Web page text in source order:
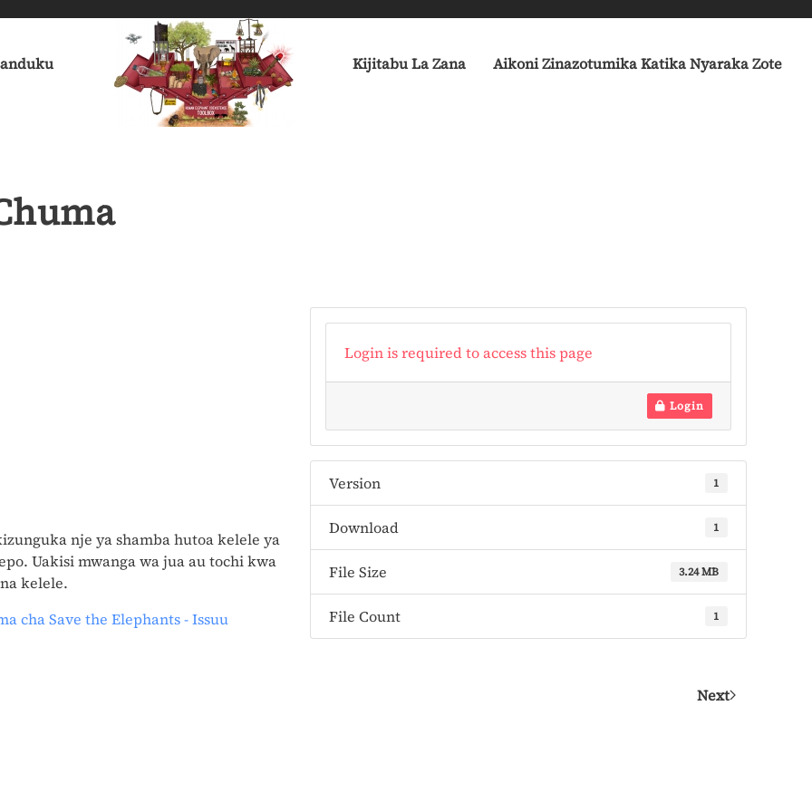
Kijitabu La Zana Aikoni Zinazotumika Katika Nyaraka Zote
nje ya shamba hutoa kelele ya
Uakisi mwanga wa jua au tochi kwa
kelele.
cha Save the Elephants - Issuu
Login is required to access this page
Login
Version 1
Download 1
File Size 3.24 MB
File Count 1
Next